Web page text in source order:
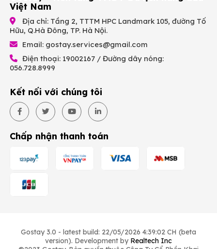
Việt Nam
Địa chỉ: Tầng 2, TTTM HPC Landmark 105, đường Tố
Hữu, Q.Hà Đông, TP. Hà Nội.
Email: gostay.services@gmail.com
Điện thoại: 19002167 / Đường dây nóng:
056.728.8999
Kết nối với chúng tôi
Chấp nhận thanh toán
Gostay 3.0 - latest build: 22/05/2026 4:39:02 CH (beta
version). Development by Realtech Inc